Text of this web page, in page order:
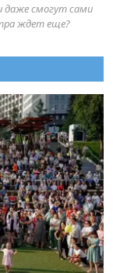
даже смогут сами
ждет еще?